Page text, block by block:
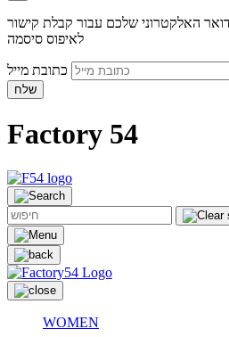
האלקטרוני שלכם עבור קבלת קישור
לאיפוס סיסמה
שלח
Factory 54
WOMEN